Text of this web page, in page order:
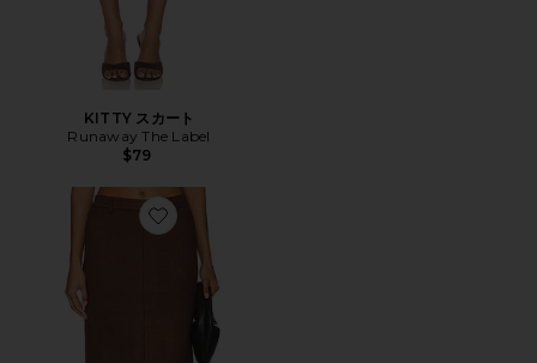
KITTY スカート
Runaway The Label
$79
Favorite BAILEY スカート